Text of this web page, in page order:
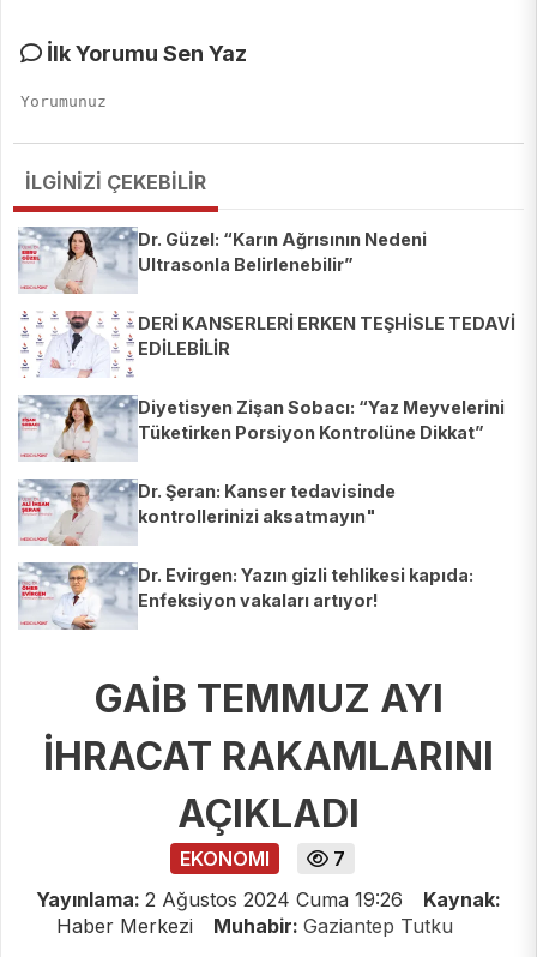
İlk Yorumu Sen Yaz
İLGİNİZİ ÇEKEBİLİR
Dr. Güzel: “Karın Ağrısının Nedeni
Ultrasonla Belirlenebilir”
DERİ KANSERLERİ ERKEN TEŞHİSLE TEDAVİ
EDİLEBİLİR
Diyetisyen Zişan Sobacı: “Yaz Meyvelerini
Tüketirken Porsiyon Kontrolüne Dikkat”
Dr. Şeran: Kanser tedavisinde
kontrollerinizi aksatmayın"
Dr. Evirgen: Yazın gizli tehlikesi kapıda:
Enfeksiyon vakaları artıyor!
GAİB TEMMUZ AYI
İHRACAT RAKAMLARINI
AÇIKLADI
EKONOMI
7
Yayınlama: 2 Ağustos 2024 Cuma 19:26
Kaynak:
Haber Merkezi
Muhabir: Gaziantep Tutku